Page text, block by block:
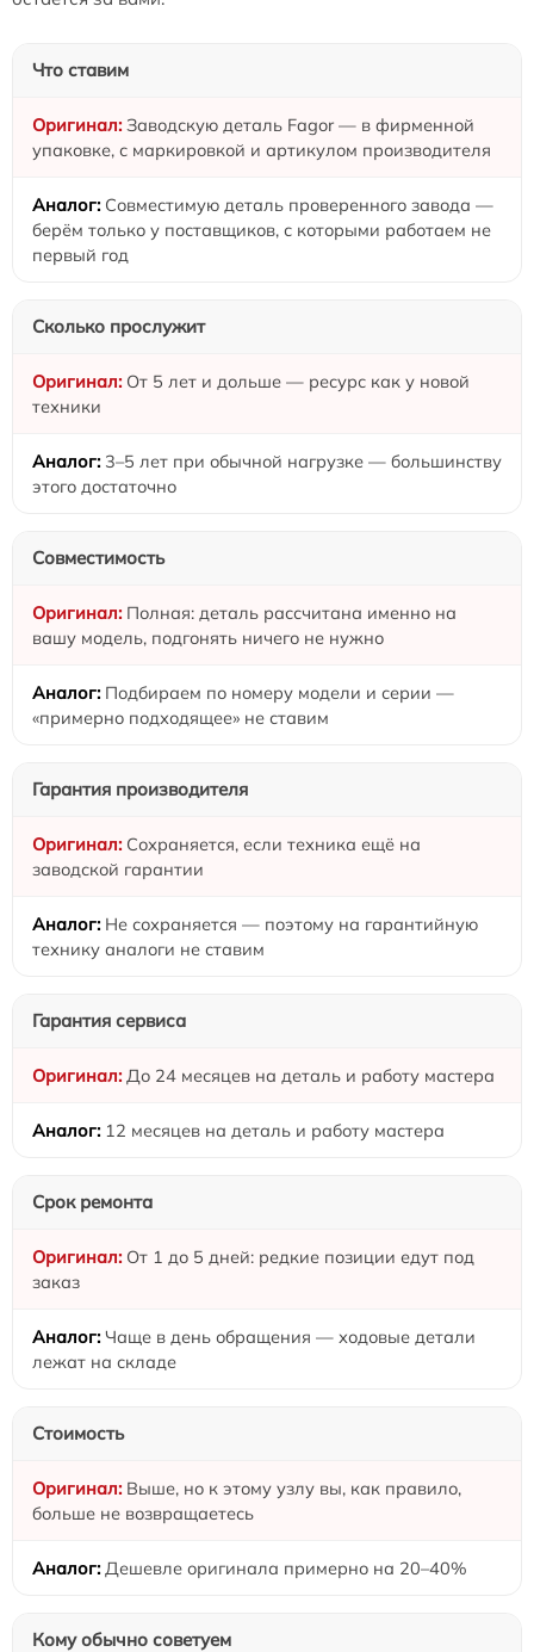
Что ставим
Заводскую деталь Fagor — в фирменной
упаковке, с маркировкой и артикулом производителя
Совместимую деталь проверенного завода —
берём только у поставщиков, с которыми работаем не
первый год
Сколько прослужит
От 5 лет и дольше — ресурс как у новой
техники
3–5 лет при обычной нагрузке — большинству
этого достаточно
Совместимость
Полная: деталь рассчитана именно на
вашу модель, подгонять ничего не нужно
Подбираем по номеру модели и серии —
«примерно подходящее» не ставим
Гарантия производителя
Сохраняется, если техника ещё на
заводской гарантии
Не сохраняется — поэтому на гарантийную
технику аналоги не ставим
Гарантия сервиса
До 24 месяцев на деталь и работу мастера
12 месяцев на деталь и работу мастера
Срок ремонта
От 1 до 5 дней: редкие позиции едут под
заказ
Чаще в день обращения — ходовые детали
лежат на складе
Стоимость
Выше, но к этому узлу вы, как правило,
больше не возвращаетесь
Дешевле оригинала примерно на 20–40%
Кому обычно советуем